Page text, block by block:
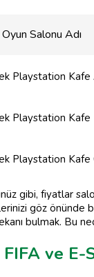
Oyun Salonu Adı
Playstation Kafe
Playstation Kafe
Playstation Kafe
gibi, fiyatlar
göz önünde
bulmak. Bu
ve